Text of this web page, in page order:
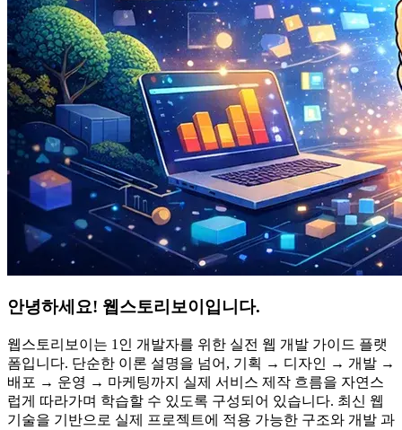
안녕하세요! 웹스토리보이 입니다.
웹스토리보이 는 1인 개발자를 위한 실전 웹 개발 가이드 플랫
폼입니다. 단순한 이론 설명을 넘어, 기획 → 디자인 → 개발 →
배포 → 운영 → 마케팅까지 실제 서비스 제작 흐름을 자연스
럽게 따라가며 학습할 수 있도록 구성되어 있습니다. 최신 웹
기술을 기반으로 실제 프로젝트에 적용 가능한 구조와 개발 과